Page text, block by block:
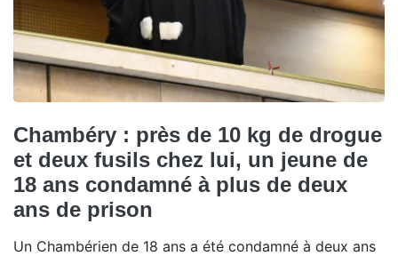
Chambéry : près de 10 kg de drogue
et deux fusils chez lui, un jeune de
18 ans condamné à plus de deux
ans de prison
Un Chambérien de 18 ans a été condamné à deux ans